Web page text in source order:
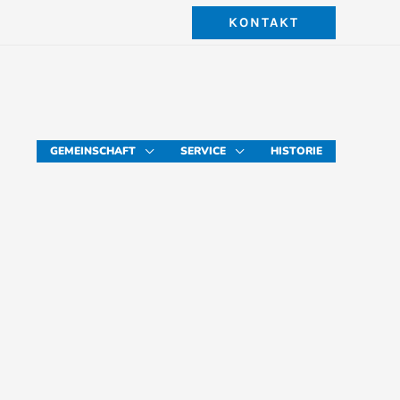
KONTAKT
GEMEINSCHAFT SERVICE HISTORIE